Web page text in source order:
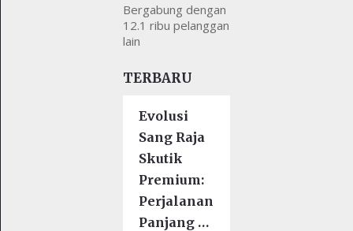
Bergabung dengan
12.1 ribu pelanggan
lain
TERBARU
Evolusi
Sang Raja
Skutik
Premium:
Perjalanan
Panjang …